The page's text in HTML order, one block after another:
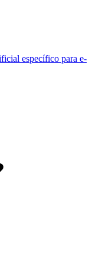
específico para e-